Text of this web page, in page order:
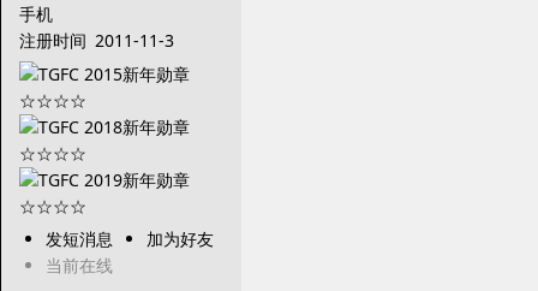
手机
注册时间 2011-11-3
发短消息
加为好友
当前在线